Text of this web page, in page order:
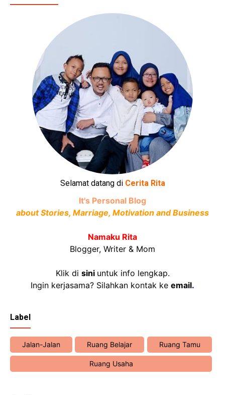
Selamat datang di Cerita Rita
It's Personal Blog
about Stories, Marriage, Motivation and Business
Namaku Rita
Blogger, Writer & Mom
Klik di sini untuk info lengkap.
Ingin kerjasama? Silahkan kontak ke email.
Label
Jalan-Jalan Ruang Belajar Ruang Tamu
Ruang Usaha